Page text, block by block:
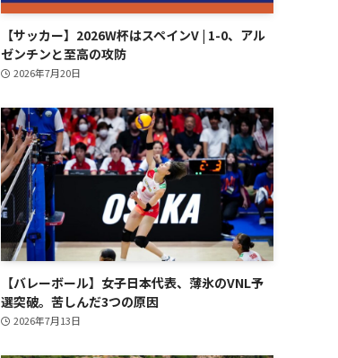
【サッカー】2026W杯はスペインV | 1-0、アル
ゼンチンと至高の攻防
2026年7月20日
【バレーボール】女子日本代表、薄氷のVNL予
選突破。苦しんだ3つの原因
2026年7月13日